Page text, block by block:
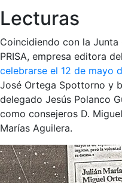
Lecturas
Coincidiendo con la
PRISA, empresa editora
celebrarse el 12 de mayo
José Ortega Spottorno y
delegado Jesús Polanco
como consejeros D.
Marías Aguilera.